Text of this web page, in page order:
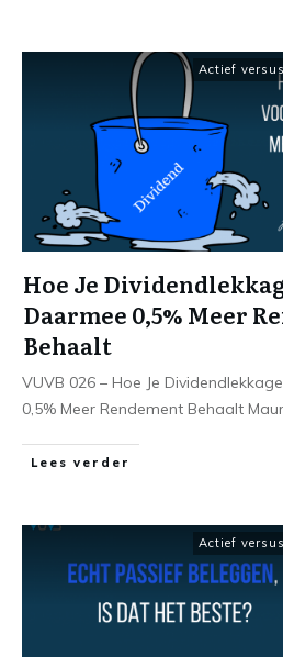
Actief
Hoe Je
Daarmee 0,5% Meer
Behaalt
VUVB 026 – Hoe Je
0,5% Meer Rendement Behaalt
Lees verder
Actief